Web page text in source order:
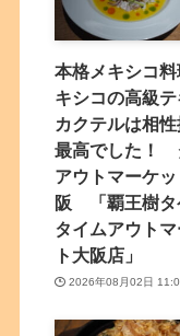
本格メキシコ料
キシコの高級テ
カクテルは相
最高でした！
アウトマーケ
阪 「覇王樹タ
タイムアウトマ
ト大阪店」
2026年08月02日